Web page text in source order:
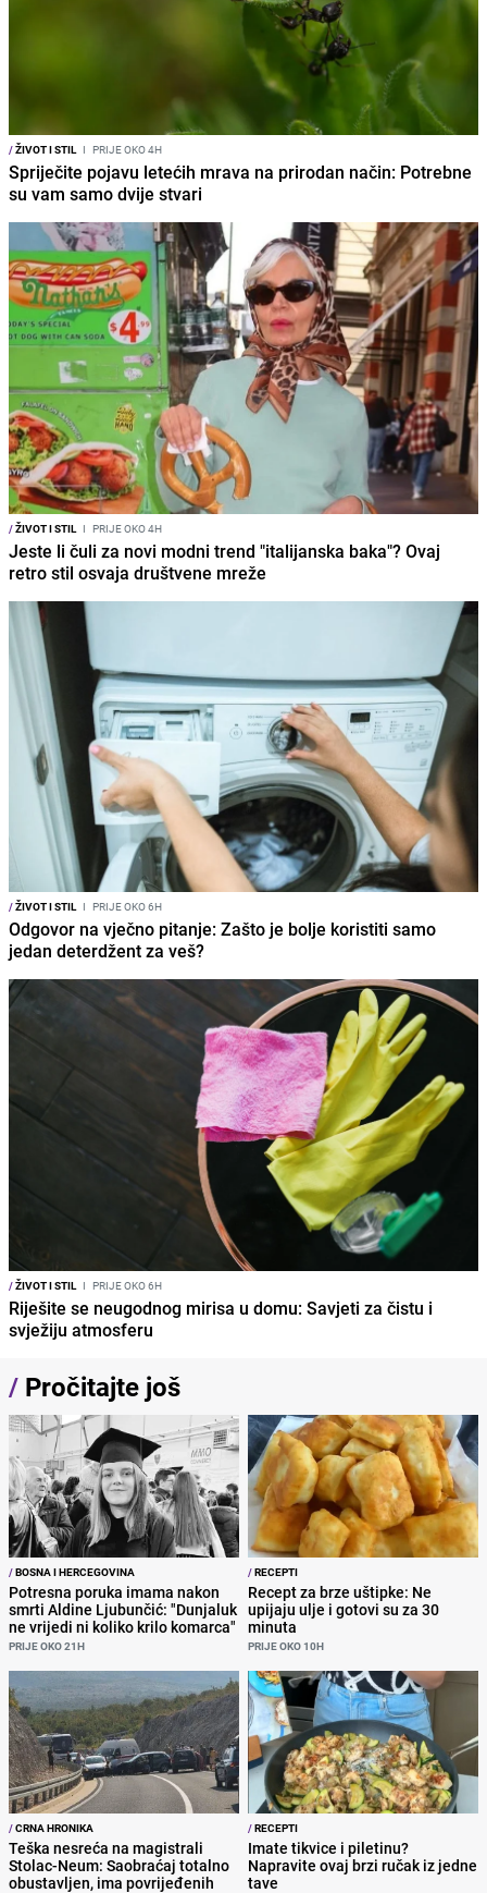
/ŽIVOT I STIL I PRIJE OKO 4H
Spriječite pojavu letećih mrava na prirodan način: Potrebne
su vam samo dvije stvari
/ŽIVOT I STIL I PRIJE OKO 4H
Jeste li čuli za novi modni trend "italijanska baka"? Ovaj
retro stil osvaja društvene mreže
/ŽIVOT I STIL I PRIJE OKO 6H
Odgovor na vječno pitanje: Zašto je bolje koristiti samo
jedan deterdžent za veš?
/ŽIVOT I STIL I PRIJE OKO 6H
Riješite se neugodnog mirisa u domu: Savjeti za čistu i
svježiju atmosferu
/ Pročitajte još
/BOSNA I HERCEGOVINA
Potresna poruka imama nakon
smrti Aldine Ljubunčić: "Dunjaluk
ne vrijedi ni koliko krilo komarca"
PRIJE OKO 21H
/RECEPTI
Recept za brze uštipke: Ne
upijaju ulje i gotovi su za 30
minuta
PRIJE OKO 10H
/CRNA HRONIKA
Teška nesreća na magistrali
Stolac-Neum: Saobraćaj totalno
obustavljen, ima povrijeđenih
/RECEPTI
Imate tikvice i piletinu?
Napravite ovaj brzi ručak iz jedne
tave